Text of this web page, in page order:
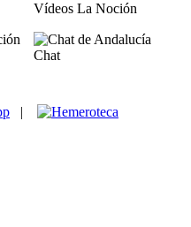
Vídeos La Noción
Chat
|